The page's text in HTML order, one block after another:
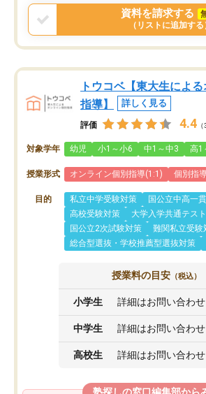
資料を請求する
（リストに追加する
トウコベ【東大生によ
指導】
詳しく見る
評価 4.4
対象学年 幼児 小1～小6 中1～中3 高1
授業形式 オンライン個別指導(1:1) 個別指
目的 私立中学受験対策
国公立中高一
高校受験対策
大学入学共通テス
国公立2次試験対策
難関私立受験
総合型選抜・学校推薦型選抜対策
授業料の目安 （税込）
小学生 詳細はお問い合わ
中学生 詳細はお問い合わ
高校生 詳細はお問い合わ
塾探しの窓口編集部から